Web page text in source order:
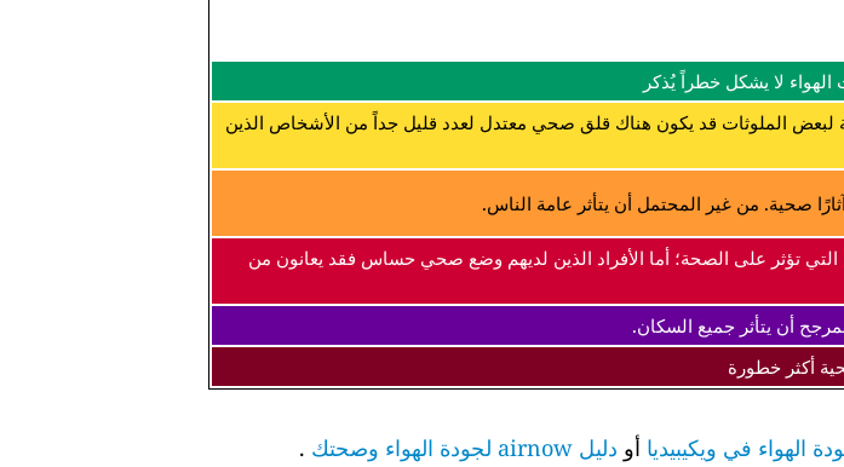
الهواء لا يشكل خطراً يُذكر
لبعض الملوثات قد يكون هناك قلق صحي معتدل لعدد قليل جداً من الأشخاص الذين
صحية. من غير المحتمل أن يتأثر عامة الناس.
التي تؤثر على الصحة؛ أما الأفراد الذين لديهم وضع صحي حساس فقد يعانون من
أن يتأثر جميع السكان.
أكثر خطورة
الهواء في ويكيبيديا أو دليل airnow لجودة الهواء وصحتك .